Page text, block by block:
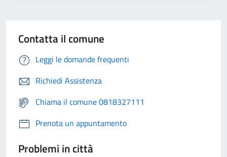
Contatta il comune
Leggi le domande frequenti
Richiedi Assistenza
Chiama il comune 0818327111
Prenota un appuntamento
Problemi in città